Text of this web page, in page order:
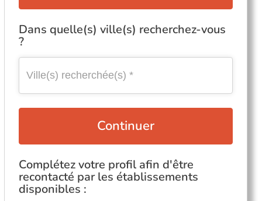
Dans quelle(s) ville(s) recherchez-vous
?
Continuer
Complétez votre profil afin d'être
recontacté par les établissements
disponibles :